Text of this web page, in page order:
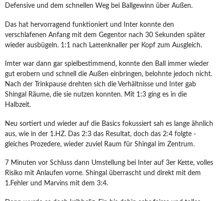
Defensive und dem schnellen Weg bei Ballgewinn über Außen.
Das hat hervorragend funktioniert und Inter konnte den
verschlafenen Anfang mit dem Gegentor nach 30 Sekunden später
wieder ausbügeln. 1:1 nach Lattenknaller per Kopf zum Ausgleich.
Imter war dann gar spielbestimmend, konnte den Ball immer wieder
gut erobern und schnell die Außen einbringen, belohnte jedoch nicht.
Nach der Trinkpause drehten sich die Verhältnisse und Inter gab
Shingal Räume, die sie nutzen konnten. Mit 1:3 ging es in die
Halbzeit.
Neu sortiert und wieder auf die Basics fokussiert sah es lange ähnlich
aus, wie in der 1.HZ. Das 2:3 das Resultat, doch das 2:4 folgte -
gleiches Prozedere, wieder zuviel Raum für Shingal im Zentrum.
7 Minuten vor Schluss dann Umstellung bei Inter auf 3er Kette, volles
Risiko mit Anlaufen vorne. Shingal überrascht und direkt mit dem
1.Fehler und Marvins mit dem 3:4.